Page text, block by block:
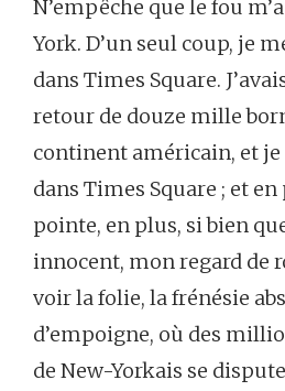
N’empêche que le fou m’a
York. D’un seul coup, je
dans Times Square.
retour de douze mille
continent américain, et je
dans Times Square ; et en
pointe, en plus, sibien
innocent, monregard de
voirlafolie, lafrénésie
d’empoigne, où des
de New-Yorkais se